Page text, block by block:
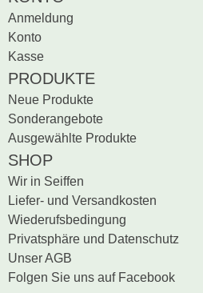
Anmeldung
Konto
Kasse
PRODUKTE
Neue Produkte
Sonderangebote
Ausgewählte Produkte
SHOP
Wir in Seiffen
Liefer- und Versandkosten
Wiederufsbedingung
Privatsphäre und Datenschutz
Unser AGB
Folgen Sie uns auf Facebook